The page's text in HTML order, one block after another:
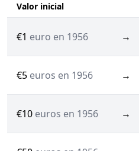
Valor inicial
€1 euro en 1956 →
€5 euros en 1956 →
€10 euros en 1956 →